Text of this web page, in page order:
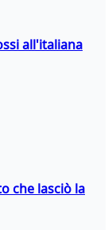
all'italiana
che lasciò la